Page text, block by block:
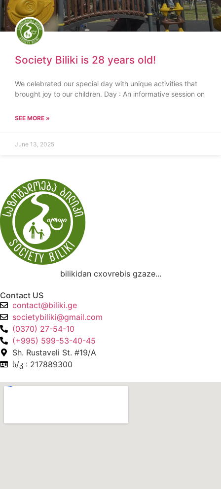
Society Biliki is 28 years old!
We celebrated our special day with unique activities that
brought joy to our children. Day : An informative session on
SEE MORE »
June 13, 2025
bilikidan cxovrebis gzaze...
Contact US
contact@biliki.ge
societybiliki@gmail.com
(0370) 27-54-10
(+995) 599-53-40-45
Sh. Rustaveli St. #19/A
ს/კ : 217889300